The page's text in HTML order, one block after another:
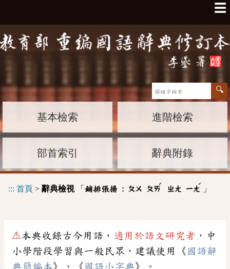
☰
基本檢索 進階檢索
部首索引 辭典附錄
::: 首頁 > 辭典檢視「 鋪排張揚 : ㄆㄨ ㄆㄞ
ˊ
ㄓㄤ ㄧㄤ
ˊ
」
⚠本典收錄古今用語， 適用於語文研究者 ，中
小學階段學習與一般民眾，建議使用《 國語辭
典簡編本》、《 國語小字典》。